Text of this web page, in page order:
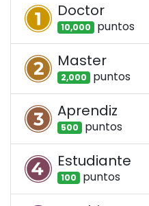
Doctor
10,000 puntos
Master
2,000 puntos
Aprendiz
500 puntos
Estudiante
100 puntos